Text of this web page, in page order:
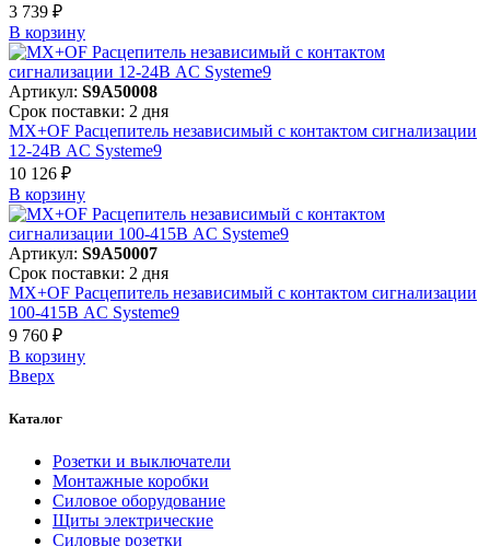
3 739 ₽
В корзинy
Артикул: S9A50008
Срок поставки: 2 дня
MX+OF Расцепитель независимый с контактом сигнализации
12-24В AC Systeme9
10 126 ₽
В корзинy
Артикул: S9A50007
Срок поставки: 2 дня
MX+OF Расцепитель независимый с контактом сигнализации
100-415В AC Systeme9
9 760 ₽
В корзинy
Вверх
Каталог
Розетки и выключатели
Монтажные коробки
Силовое оборудование
Щиты электрические
Силовые розетки